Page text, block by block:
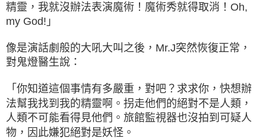
精靈，我就沒辦法表演魔術！魔術秀就得取消！Oh,
my God!」
像是演話劇般的大吼大叫之後，Mr.J突然恢復正常，
對鬼燈醫生說：
「你知道這個事情有多嚴重，對吧？求求你，快想辦
法幫我找到我的精靈啊。拐走他們的絕對不是人類，
人類不可能看得見他們。旅館監視器也沒拍到可疑人
物，因此嫌犯絕對是妖怪。